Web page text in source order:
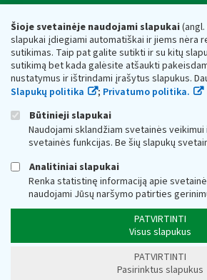
Šioje svetainėje naudojami slapukai
slapukai įdiegiami automatiškai ir jiems nėra
sutikimas. Taip pat galite sutikti ir su kitų
sutikimą bet kada galėsite atšaukti
nustatymus ir ištrindami įrašytus slapukus.
Slapukų politika
; Privatumo politika.
Būtinieji slapukai
Naudojami sklandžiam svetainės
svetainės funkcijas. Be šių slapukų
Analitiniai slapukai
Renka statistinę informaciją apie
naudojami Jūsų naršymo patirties
PATVIRTINTI
Visus slapukus
PATVIRTINTI
Pasirinktus slapukus
Valstybinė mokesčių inspekcija
Respublikos finansų ministerijos
Biudžetinė įstaiga. Juridinio asmens kodas —
adresas: Vasario 16-osios g. 14, 01107 Vilnius,
vmi@vmi.lt , E. pristatymo dėžutės adresas
Duomenys apie Valstybinę mokesčių
Respublikos finansų ministerijos kaupiami ir